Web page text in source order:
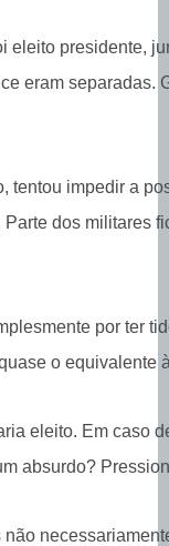
eleito presidente,
eram separadas.
tentou impedir a
dos militares
por ter
o equivalente
eleito. Em caso
absurdo?